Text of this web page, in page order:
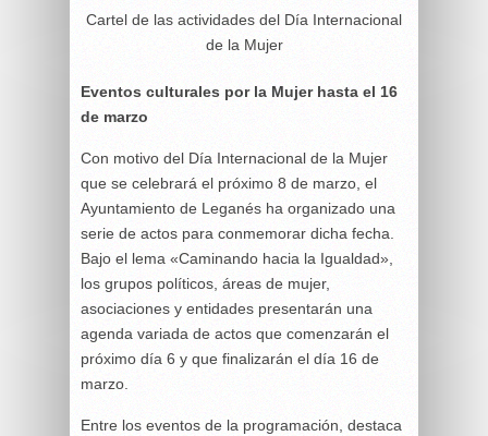
Cartel de las actividades del Día Internacional
de la Mujer
Eventos culturales por la Mujer hasta el 16
de marzo
Con motivo del Día Internacional de la Mujer
que se celebrará el próximo 8 de marzo, el
Ayuntamiento de Leganés ha organizado una
serie de actos para conmemorar dicha fecha.
Bajo el lema «Caminando hacia la Igualdad»,
los grupos políticos, áreas de mujer,
asociaciones y entidades presentarán una
agenda variada de actos que comenzarán el
próximo día 6 y que finalizarán el día 16 de
marzo.
Entre los eventos de la programación, destaca